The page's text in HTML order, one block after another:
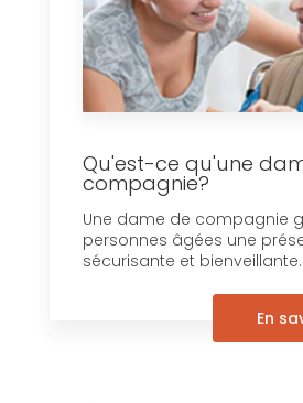
Qu'est-ce qu'une
compagnie?
Une dame de compagnie
personnes âgées une
sécurisante et
En